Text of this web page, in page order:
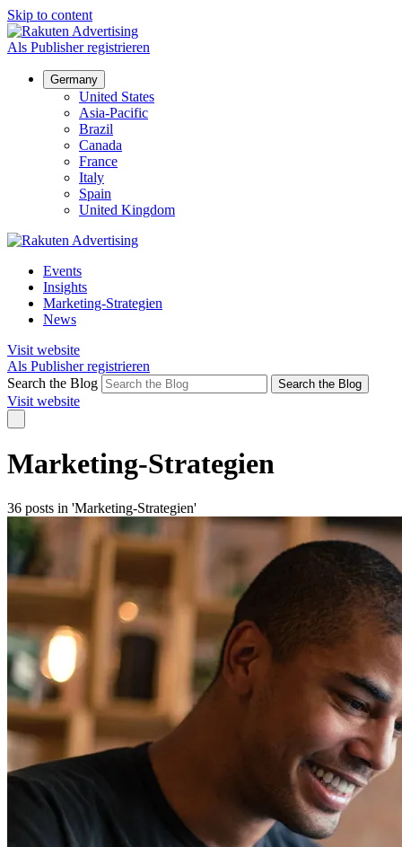
Skip to content
Als Publisher registrieren
Germany
United States
Asia-Pacific
Brazil
Canada
France
Italy
Spain
United Kingdom
Events
Insights
Marketing-Strategien
News
Visit website
Als Publisher registrieren
Search the Blog
Search the Blog
Visit website
Marketing-Strategien
36 posts in 'Marketing-Strategien'